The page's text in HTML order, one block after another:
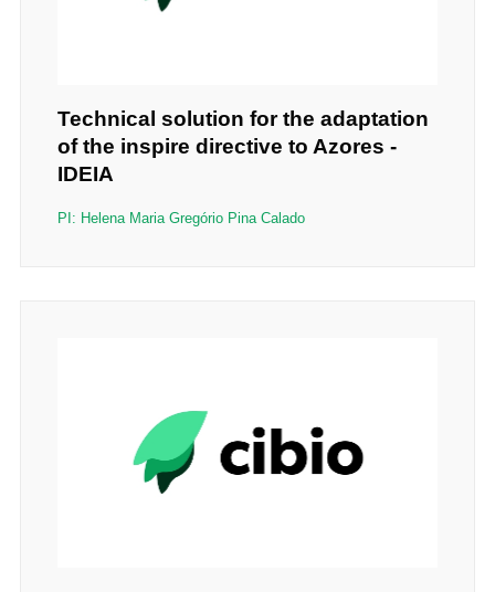
Technical solution for the adaptation
of the inspire directive to Azores -
IDEIA
PI: Helena Maria Gregório Pina Calado